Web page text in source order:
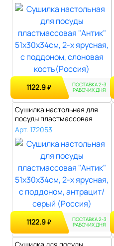
1122.9₽ ПОСТАВКА 2-3
РАБОЧИХ ДНЯ
Сушилка настольная для
посуды пластмассовая
"Антик" 51х..
Арт. 172053
1122.9₽ ПОСТАВКА 2-3
РАБОЧИХ ДНЯ